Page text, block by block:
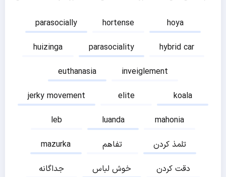
parasocially hortense
hoya
huizinga
parasociality
hybrid car
euthanasia
inveiglement
jerky movement
elite
koala
leb
luanda
mahonia
mazurka
تفاهم
تلمذ کردن
جداگانه
خوش لباس
دقت کردن